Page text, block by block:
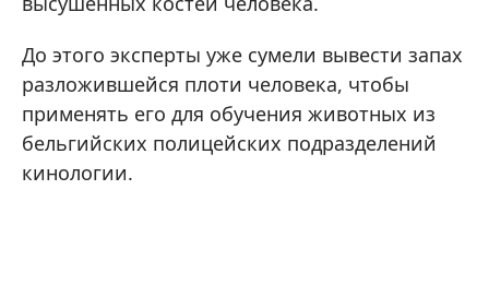
До этого эксперты уже сумели вывести запах
разложившейся плоти человека, чтобы
применять его для обучения животных из
бельгийских полицейских подразделений
кинологии.